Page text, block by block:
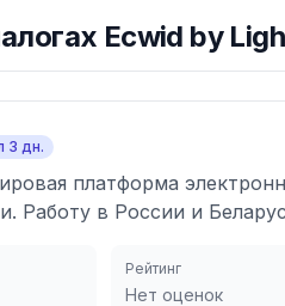
Ecwid by
3 дн.
платформа
Работу в России и
Рейтинг
Нет оценок